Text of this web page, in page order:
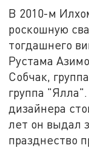
В 2010-м
роскошную
тогдашнего
Рустама
Собчак,
группа
дизайнера
лет он выдал
празднество